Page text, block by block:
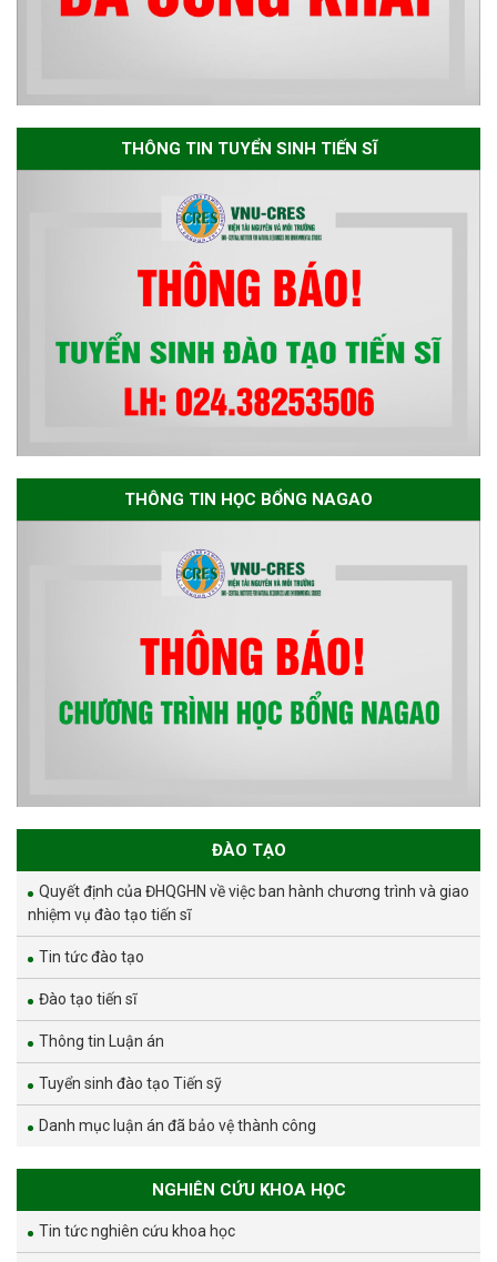
bổng Nagao tại Việt Nam năm
Thông báo về việc họp Tiểu
dự tuyển nghiên cứu sinh đợt 1
năm 2026
THÔNG TIN TUYỂN SINH TIẾN SĨ
THÔNG TIN HỌC BỔNG NAGAO
ĐÀO TẠO
Quyết định của ĐHQGHN về việc ban hành chương trình và giao
nhiệm vụ đào tạo tiến sĩ
Tin tức đào tạo
Đào tạo tiến sĩ
Thông tin Luận án
Tuyển sinh đào tạo Tiến sỹ
Danh mục luận án đã bảo vệ thành công
NGHIÊN CỨU KHOA HỌC
Tin tức nghiên cứu khoa học